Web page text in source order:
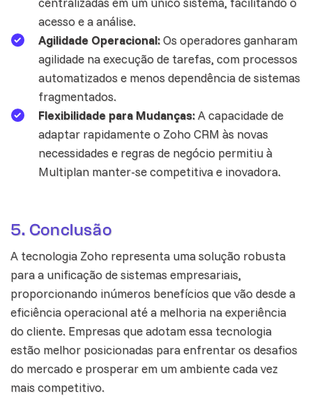
acesso e a análise.
Agilidade Operacional:Os operadores ganharam
agilidade na execução de tarefas, com processos
automatizados e menos dependência de sistemas
fragmentados.
Flexibilidade para Mudanças:A capacidade de
adaptar rapidamente o Zoho CRM às novas
necessidades e regras de negócio permitiu à
Multiplan manter-se competitiva e inovadora.
5. Conclusão
A tecnologia Zoho representa uma solução robusta
para a unificação de sistemas empresariais,
proporcionando inúmeros benefícios que vão desde a
eficiência operacional até a melhoria na experiência
do cliente. Empresas que adotam essa tecnologia
estão melhor posicionadas para enfrentar os desafios
do mercado e prosperar em um ambiente cada vez
mais competitivo.